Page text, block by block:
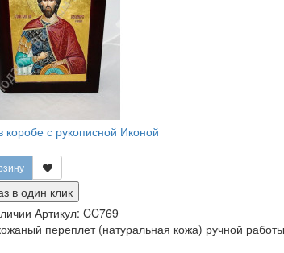
коробе с рукописной Иконой
в один клик
Артикул: CC769
переплет (натуральная кожа) ручной